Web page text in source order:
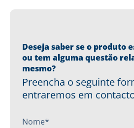
Deseja saber se o produto
ou tem alguma questão
mesmo?
Preencha o seguinte
entraremos em
Nome*